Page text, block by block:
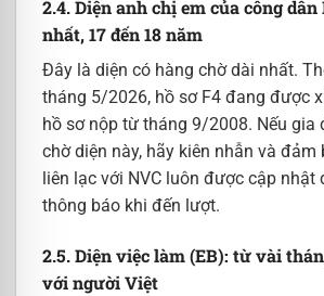
2.4. Diện anh chị em của công
nhất, 17 đến 18 năm
Đây là diện có hàng chờ dài nhất.
tháng 5/2026, hồ sơ F4 đang được
hồ sơ nộp từ tháng 9/2008. Nếu gia
chờ diện này, hãy kiên nhẫn và đảm
liên lạc với NVC luôn được cập nhật
thông báo khi đến lượt.
2.5. Diện việc làm (EB): từ vài
với người Việt